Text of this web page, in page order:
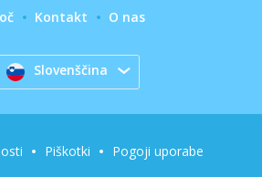
Kontakt O nas
Slovenščina
Piškotki Pogoji uporabe